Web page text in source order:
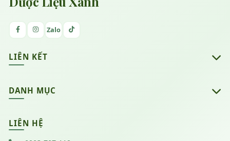
Zalo
LIÊN KẾT
DANH MỤC
Sản phẩm dừa sáp
LIÊN HỆ